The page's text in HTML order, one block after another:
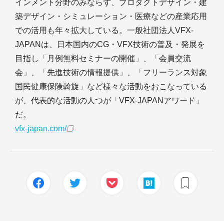
インメント分野のみならず、プロダクトデザイン・建
築デザイン・シミュレーション・医療などの産業応用
での活用も年々拡大している。一般社団法人VFX-
JAPANは、日本国内のCG・VFX技術の普及・発展を
目指し「月例無料セミナーの開催」、「会員交流
会」、「先進技術の情報提供」、「フリーランス対象
国民健康保険斡旋」など様々な活動をおこなっている
が、代表的な活動の人つが「VFX-JAPANアワード」
だ。
vfx-japan.com/